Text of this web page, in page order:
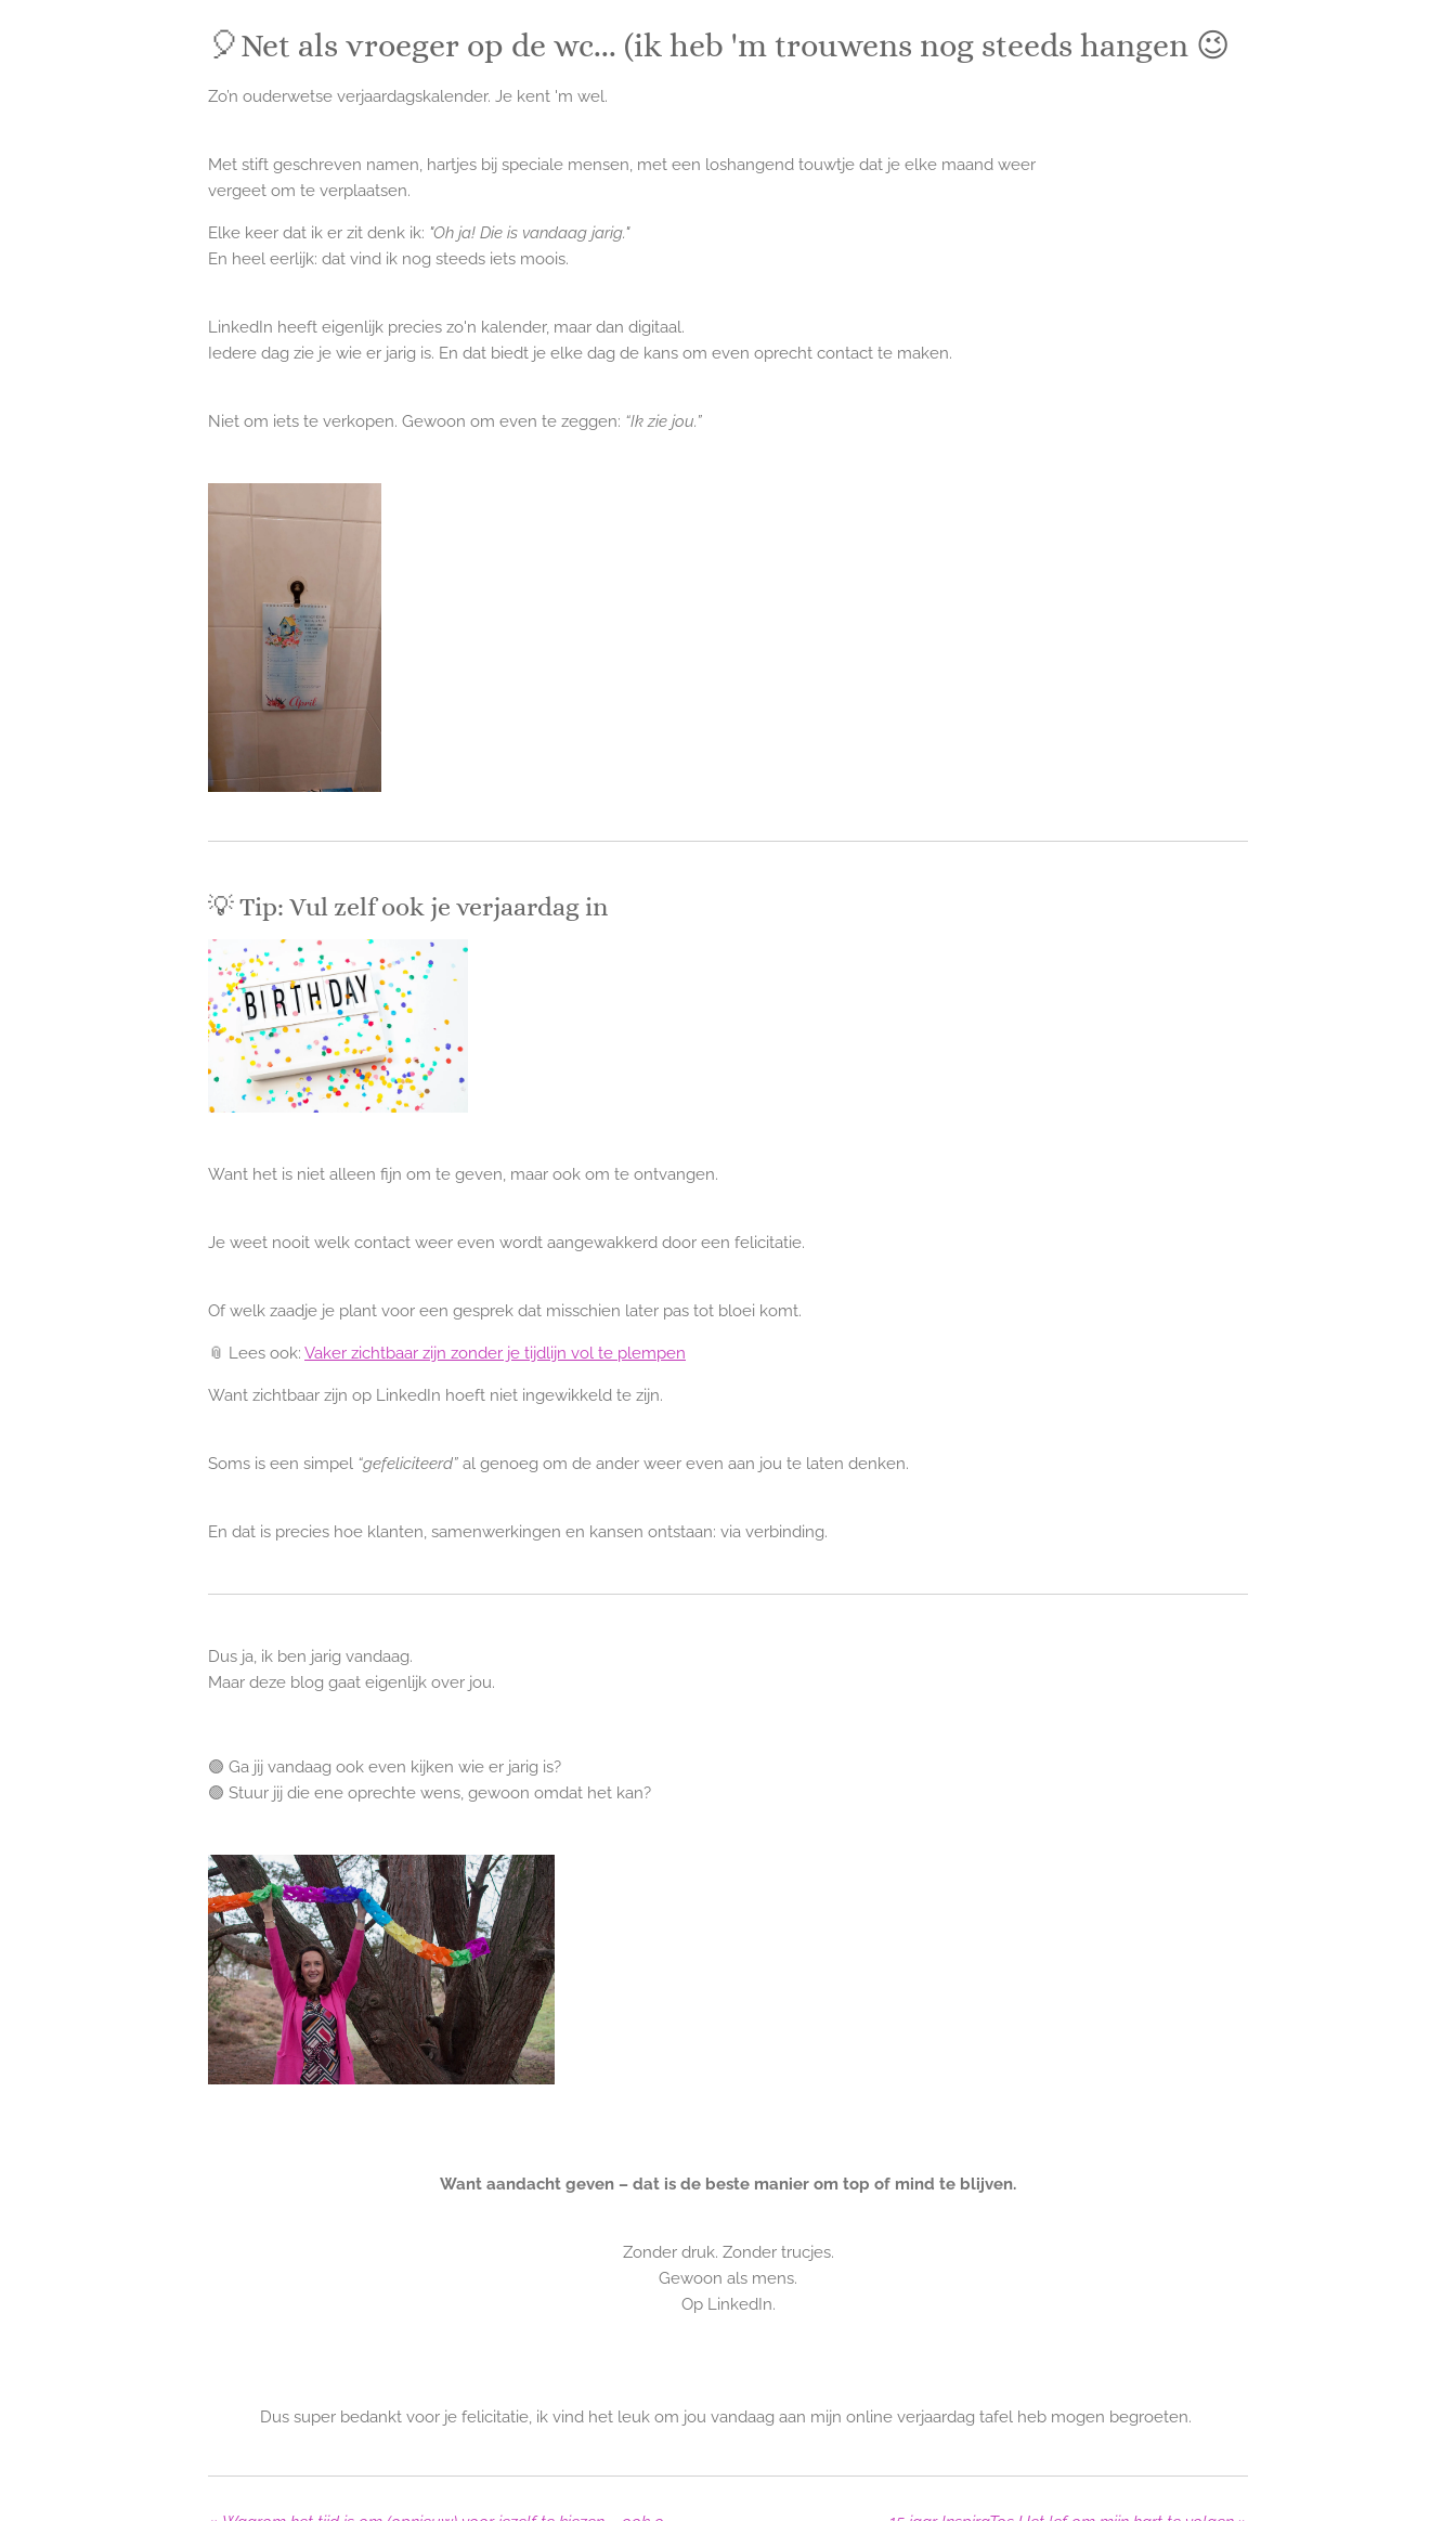
🎈Net als vroeger op de wc... (ik heb 'm trouwens nog steeds hangen 😉
Zo’n ouderwetse verjaardagskalender. Je kent 'm wel.
Met stift geschreven namen, hartjes bij speciale mensen, met een loshangend touwtje dat je elke maand weer
vergeet om te verplaatsen.
Elke keer dat ik er zit denk ik: "Oh ja! Die is vandaag jarig."
En heel eerlijk: dat vind ik nog steeds iets moois.
LinkedIn heeft eigenlijk precies zo'n kalender, maar dan digitaal.
Iedere dag zie je wie er jarig is. En dat biedt je elke dag de kans om even oprecht contact te maken.
Niet om iets te verkopen. Gewoon om even te zeggen: “Ik zie jou.”
💡 Tip: Vul zelf ook je verjaardag in
Want het is niet alleen fijn om te geven, maar ook om te ontvangen.
Je weet nooit welk contact weer even wordt aangewakkerd door een felicitatie.
Of welk zaadje je plant voor een gesprek dat misschien later pas tot bloei komt.
📎 Lees ook: Vaker zichtbaar zijn zonder je tijdlijn vol te plempen
Want zichtbaar zijn op LinkedIn hoeft niet ingewikkeld te zijn.
Soms is een simpel “gefeliciteerd” al genoeg om de ander weer even aan jou te laten denken.
En dat is precies hoe klanten, samenwerkingen en kansen ontstaan: via verbinding.
Dus ja, ik ben jarig vandaag.
Maar deze blog gaat eigenlijk over jou.
🟣 Ga jij vandaag ook even kijken wie er jarig is?
🟣 Stuur jij die ene oprechte wens, gewoon omdat het kan?
Want aandacht geven – dat is de beste manier om top of mind te blijven.
Zonder druk. Zonder trucjes.
Gewoon als mens.
Op LinkedIn.
Dus super bedankt voor je felicitatie, ik vind het leuk om jou vandaag aan mijn online verjaardag tafel heb mogen begroeten.